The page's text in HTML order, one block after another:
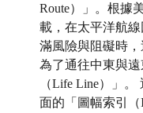
Route）」。根據
載，在太平洋航
滿風險與阻礙時
為了通往中東與
（Life Line）」
面的「圖幅索引（